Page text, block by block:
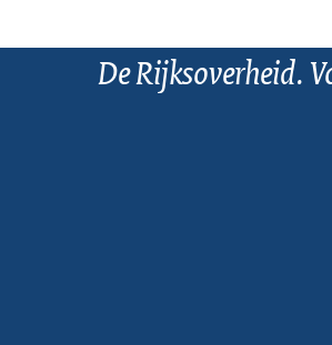
De Rijksoverheid.